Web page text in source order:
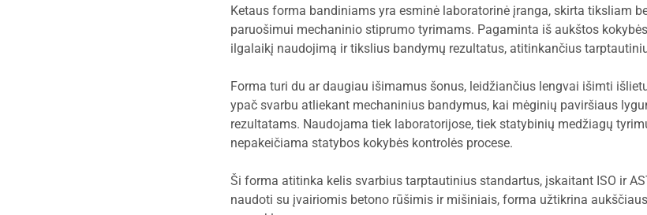
Ketaus forma bandiniams yra esminė laboratorinė įranga, skirta tiksliam
paruošimui mechaninio stiprumo tyrimams. Pagaminta iš aukštos
ilgalaikį naudojimą ir tikslius bandymų rezultatus, atitinkančius
Forma turi du ar daugiau išimamus šonus, leidžiančius lengvai išimti
ypač svarbu atliekant mechaninius bandymus, kai mėginių paviršiaus
rezultatams. Naudojama tiek laboratorijose, tiek statybinių medžiagų
nepakeičiama statybos kokybės kontrolės procese.
Ši forma atitinka kelis svarbius tarptautinius standartus, įskaitant ISO ir
naudoti su įvairiomis betono rūšimis ir mišiniais, forma užtikrina